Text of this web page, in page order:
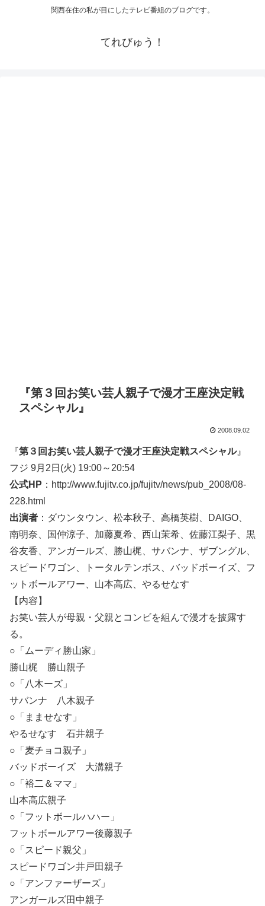
関西在住の私が目にしたテレビ番組のブログです。
てれびゅう！
『第３回お笑い芸人親子で漫才王座決定戦
スペシャル』
2008.09.02
『第３回お笑い芸人親子で漫才王座決定戦スペシャル』
フジ 9月2日(火) 19:00～20:54
公式HP ：http://www.fujitv.co.jp/fujitv/news/pub_2008/08-
228.html
出演者 ：ダウンタウン、松本秋子、高橋英樹、DAIGO、
南明奈、国仲涼子、加藤夏希、西山茉希、佐藤江梨子、黒
谷友香、アンガールズ、勝山梶、サバンナ、ザブングル、
スピードワゴン、トータルテンボス、バッドボーイズ、フ
ットボールアワー、山本高広、やるせなす
【内容】
お笑い芸人が母親・父親とコンビを組んで漫才を披露す
る。
○「ムーディ勝山家」
勝山梶 勝山親子
○「八木ーズ」
サバンナ 八木親子
○「まませなす」
やるせなす 石井親子
○「麦チョコ親子」
バッドボーイズ 大溝親子
○「裕二＆ママ」
山本高広親子
○「フットボールハハー」
フットボールアワー後藤親子
○「スピード親父」
スピードワゴン井戸田親子
○「アンファーザーズ」
アンガールズ田中親子